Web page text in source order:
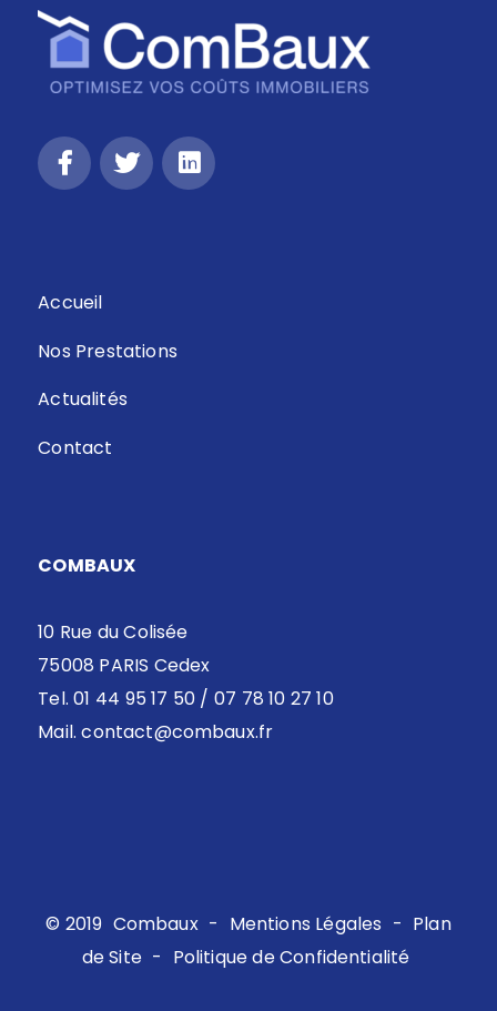
Accueil
Nos Prestations
Actualités
Contact
COMBAUX
10 Rue du Colisée
75008 PARIS Cedex
Tel. 01 44 95 17 50 / 07 78 10 27 10
Mail.contact@combaux.fr
© 2019 Combaux - Mentions Légales - Plan
de Site - Politique de Confidentialité